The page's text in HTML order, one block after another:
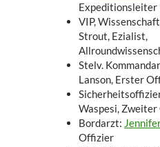
Expeditionsleiter
VIP,
Strout, Ezialist,
Stelv.
Lanson, Erster
Waspesi,
Bordarzt:
Offizier